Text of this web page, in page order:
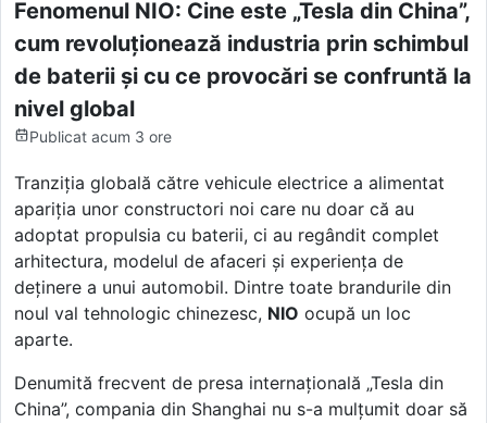
Fenomenul NIO: Cine este „Tesla din China”,
cum revoluționează industria prin schimbul
de baterii și cu ce provocări se confruntă la
nivel global
Publicat acum 3 ore
Tranziția globală către vehicule electrice a alimentat
apariția unor constructori noi care nu doar că au
adoptat propulsia cu baterii, ci au regândit complet
arhitectura, modelul de afaceri și experiența de
deținere a unui automobil. Dintre toate brandurile din
noul val tehnologic chinezesc, NIO ocupă un loc
aparte.
Denumită frecvent de presa internațională „Tesla din
China”, compania din Shanghai nu s-a mulțumit doar să